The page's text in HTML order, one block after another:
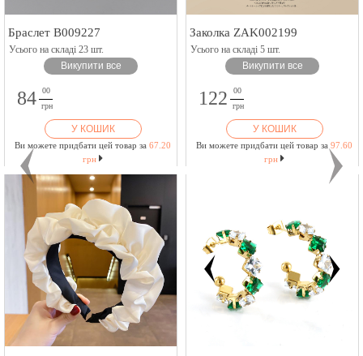
Браслет B009227
Усього на складі 23 шт.
Викупити все
84
00
грн
У КОШИК
Ви можете придбати цей товар за 67.20
грн
Заколка ZAK002199
Усього на складі 5 шт.
Викупити все
122
00
грн
У КОШИК
Ви можете придбати цей товар за 97.60
грн